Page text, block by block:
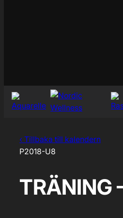
‹ Tillbaka till kalendern
P2018-U8
TRÄNING